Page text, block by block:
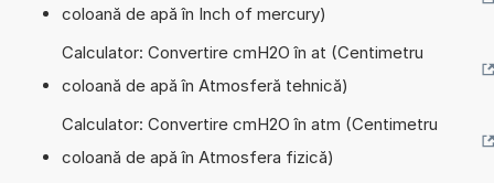
coloană de apă în Inch of mercury)
Calculator: Convertire cmH2O în at (Centimetru
coloană de apă în Atmosferă tehnică)
Calculator: Convertire cmH2O în atm (Centimetru
coloană de apă în Atmosfera fizică)